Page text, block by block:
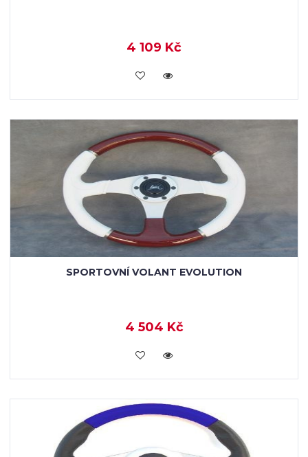
4 109 Kč
KOUPIT
SPORTOVNÍ VOLANT EVOLUTION
4 504 Kč
KOUPIT